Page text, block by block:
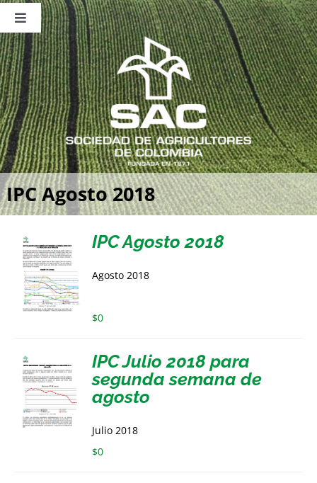
Saltar
contenido
Toggle
Navigation
Nosotros
Publicaciones
Sala de Prensa
Eventos
IPC Agosto 2018
IPC Agosto 2018
Agosto 2018
$0
IPC Julio 2018 para
segunda semana de
agosto
Julio 2018
$0